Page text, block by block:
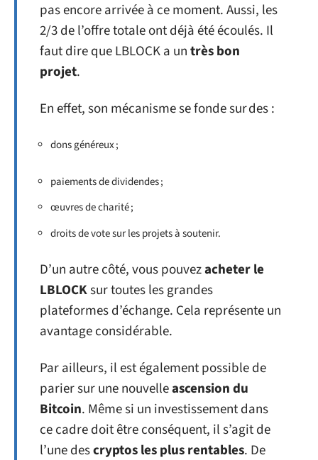
pas encore arrivée à ce moment. Aussi, les
2/3 de l’offre totale ont déjà été écoulés. Il
faut dire que LBLOCK a untrès bon
projet.
En effet, son mécanisme se fonde sur des :
dons généreux ;
paiements de dividendes ;
œuvres de charité ;
droits de vote sur les projets à soutenir.
D’un autre côté, vous pouvezacheter le
LBLOCKsur toutes les grandes
plateformes d’échange. Cela représente un
avantage considérable.
Par ailleurs, il est également possible de
parier sur une nouvelleascension du
Bitcoin. Même si un investissement dans
ce cadre doit être conséquent, il s’agit de
l’une descryptos lesplus rentables. De